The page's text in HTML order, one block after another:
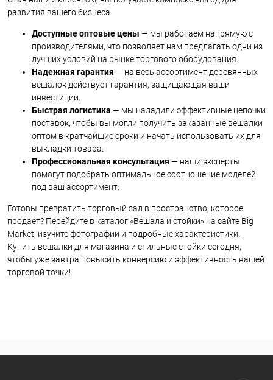
развития вашего бизнеса.
Доступные оптовые цены — мы работаем напрямую с
производителями, что позволяет нам предлагать одни из
лучших условий на рынке торгового оборудования.
Надежная гарантия — на весь ассортимент деревянных
вешалок действует гарантия, защищающая ваши
инвестиции.
Быстрая логистика — мы наладили эффективные цепочки
поставок, чтобы вы могли получить заказанные вешалки
оптом в кратчайшие сроки и начать использовать их для
выкладки товара.
Профессиональная консультация — наши эксперты
помогут подобрать оптимальное соотношение моделей
под ваш ассортимент.
Готовы превратить торговый зал в пространство, которое
продает? Перейдите в каталог «Вешала и стойки» на сайте Big
Market, изучите фотографии и подробные характеристики.
Купить вешалки для магазина и стильные стойки сегодня,
чтобы уже завтра повысить конверсию и эффективность вашей
торговой точки!